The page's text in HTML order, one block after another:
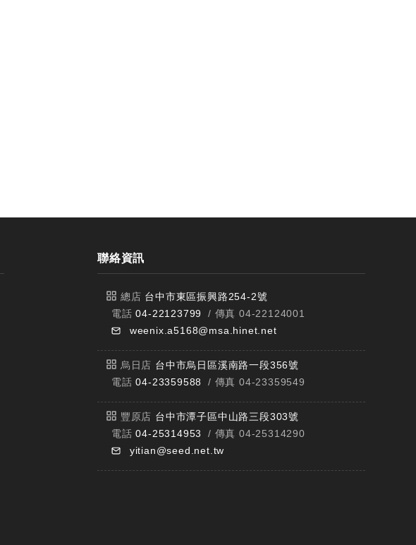
聯絡資訊
總店 台中市東區振興路254-2號
電話04-22123799
/ 傳真 04-22124001
weenix.a5168@msa.hinet.net
烏日店 台中市烏日區溪南路一段356號
電話04-23359588 / 傳真 04-23359549
豐原店 台中市潭子區中山路三段303號
電話04-25314953
/ 傳真 04-25314290
yitian@seed.net.tw